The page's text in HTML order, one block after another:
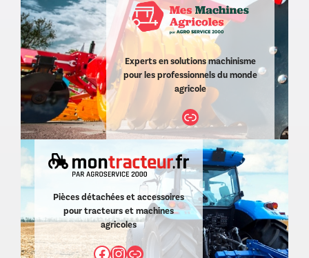
Experts en solutions machinisme
pour les professionnels du monde
agricole
Lien
Pièces détachées et accessoires
pour tracteurs et machines
agricoles
Facebook
Instagram
Lien